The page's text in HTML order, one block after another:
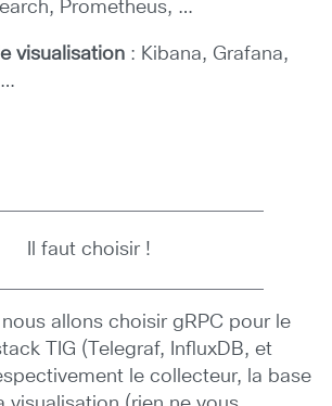
Prometheus, …
visualisation : Kibana, Grafana,
Il faut choisir !
allons choisir gRPC pour le
TIG (Telegraf, InfluxDB, et
le collecteur, la base